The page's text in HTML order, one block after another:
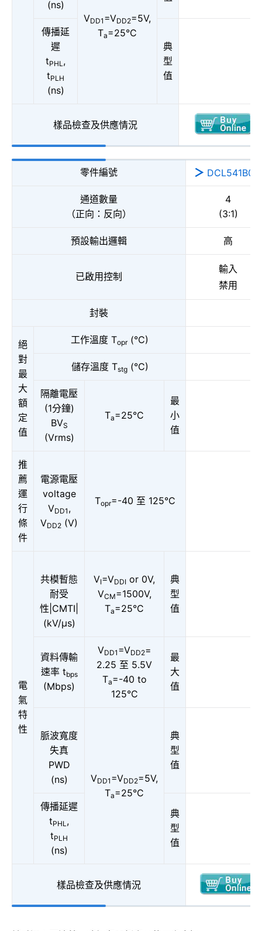
(ns)
VDD1 =VDD2=5V,
Ta=25°C
傳播延
遲
tPHL,
tPLH
(ns)
典
型
值
樣品檢查及供應情況
零件編號
通道數量
（正向：反向）
4
(3:1)
預設輸出邏輯 高
已啟用控制
輸入
禁用
封裝
絕
對
最
大
額
定
值
工作溫度 Topr(°C)
儲存溫度 Tstg(°C)
隔離電壓
(1分鐘)
BVS
(Vrms)
Ta=25°C
最
小
值
推
薦
運
行
條
件
電源電壓
voltage
VDD1 ,
VDD2 (V)
Topr=-40 至 125°C
電
氣
特
性
共模暫態
耐受
性|CMTI|
(kV/μs)
VI=VDDI or 0V,
VCM=1500V,
Ta=25°C
典
型
值
資料傳輸
速率 tbps
(Mbps)
VDD1 =VDD2=
2.25 至 5.5V
Ta=-40 to
125°C
最
大
值
脈波寬度
失真
PWD
(ns)
VDD1 =VDD2=5V,
Ta=25°C
典
型
值
傳播延遲
tPHL,
tPLH
(ns)
典
型
值
樣品檢查及供應情況